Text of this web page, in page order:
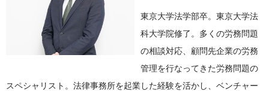
東京大学法学部卒。東京大学法
科大学院修了。多くの労務問題
の相談対応、顧問先企業の労務
管理を行なってきた労務問題の
スペシャリスト。法律事務所を起業した経験を活かし、ベンチャー